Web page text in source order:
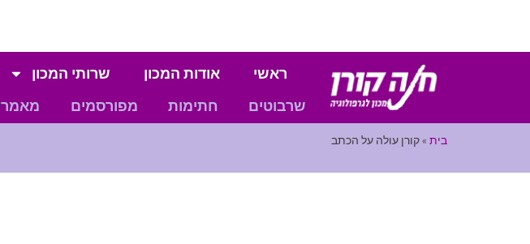
ראשי אודות המכון שרותי המכון
שרבוטים
חתימות מפורסמים
בית »קורן עולה על הכתב